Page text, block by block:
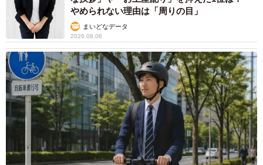
やめられない理由は「周りの目」
まいどなデータ
2026.08.06